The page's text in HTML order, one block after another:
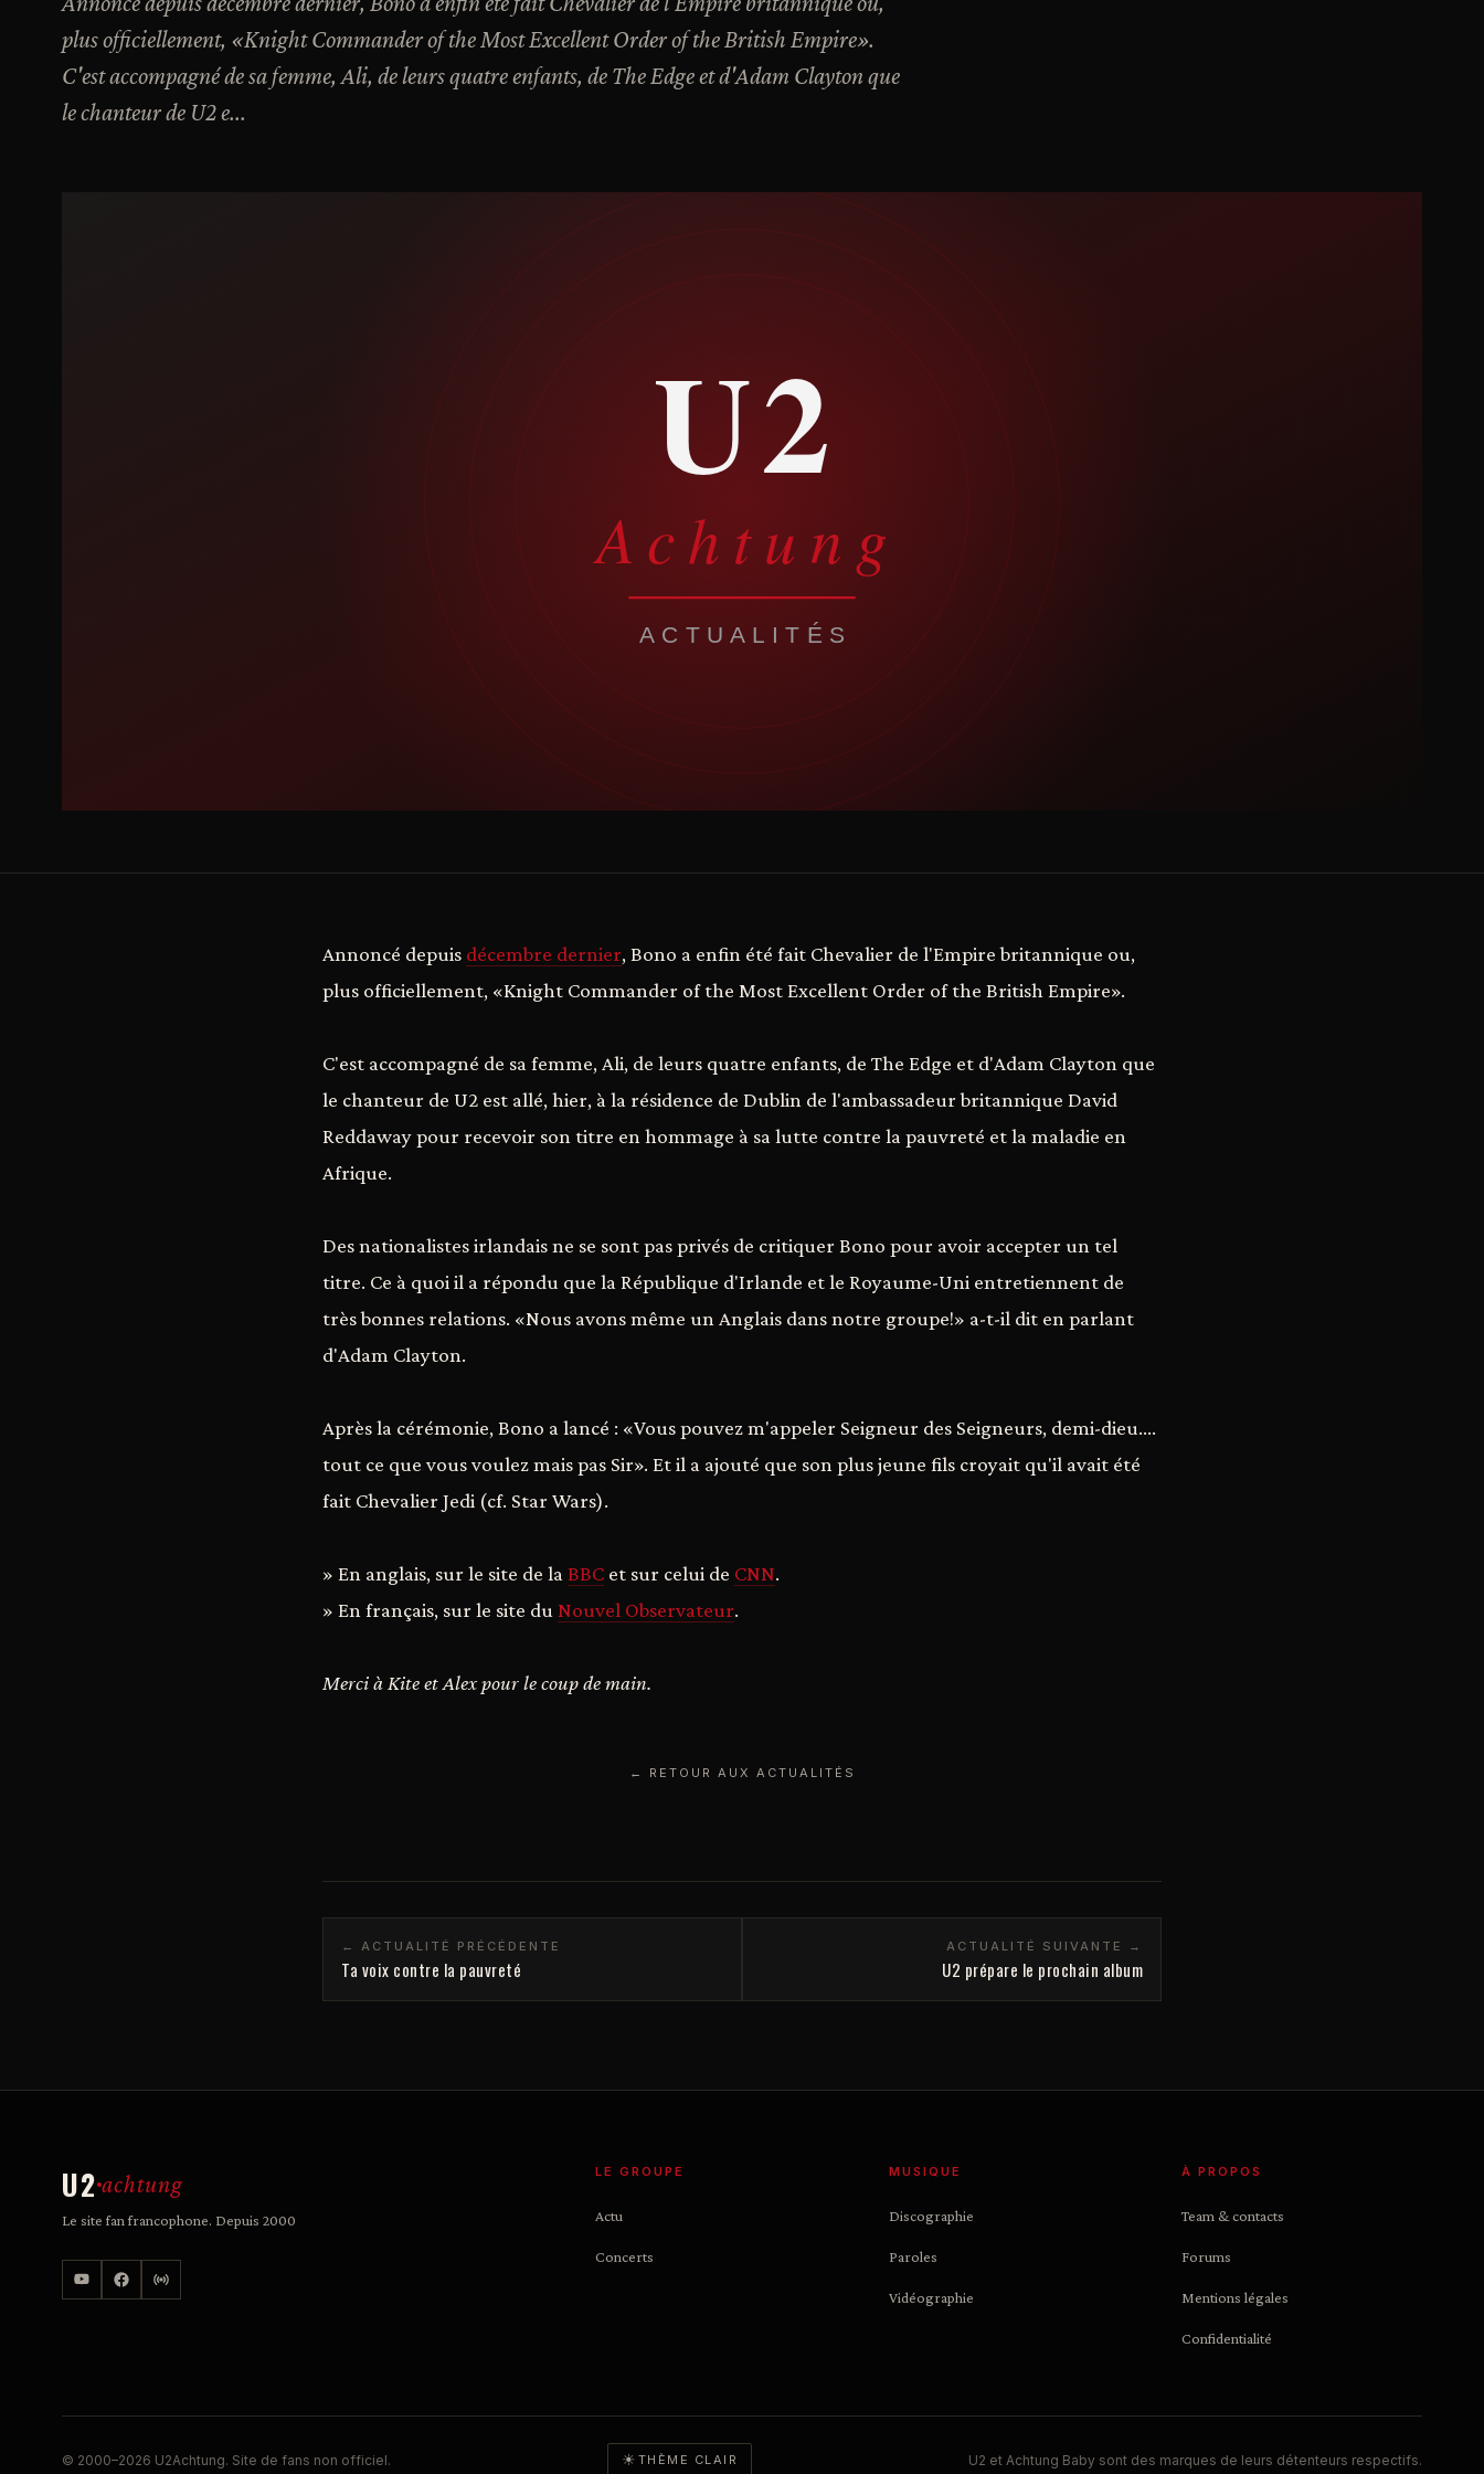
plus officiellement, «Knight Commander of the Most Excellent Order of the British Empire».
C'est accompagné de sa femme, Ali, de leurs quatre enfants, de The Edge et d'Adam Clayton que
le chanteur de U2 e...
Annoncé depuis décembre dernier, Bono a enfin été fait Chevalier de l'Empire britannique ou,
plus officiellement, «Knight Commander of the Most Excellent Order of the British Empire».
C'est accompagné de sa femme, Ali, de leurs quatre enfants, de The Edge et d'Adam Clayton que
le chanteur de U2 est allé, hier, à la résidence de Dublin de l'ambassadeur britannique David
Reddaway pour recevoir son titre en hommage à sa lutte contre la pauvreté et la maladie en
Afrique.
Des nationalistes irlandais ne se sont pas privés de critiquer Bono pour avoir accepter un tel
titre. Ce à quoi il a répondu que la République d'Irlande et le Royaume-Uni entretiennent de
très bonnes relations. «Nous avons même un Anglais dans notre groupe!» a-t-il dit en parlant
d'Adam Clayton.
Après la cérémonie, Bono a lancé : «Vous pouvez m'appeler Seigneur des Seigneurs, demi-dieu....
tout ce que vous voulez mais pas Sir». Et il a ajouté que son plus jeune fils croyait qu'il avait été
fait Chevalier Jedi (cf. Star Wars).
» En anglais, sur le site de la BBC et sur celui de CNN.
» En français, sur le site du Nouvel Observateur.
Merci à Kite et Alex pour le coup de main.
← RETOUR AUX ACTUALITÉS
← ACTUALITÉ PRÉCÉDENTE
Ta voix contre la pauvreté
ACTUALITÉ SUIVANTE →
U2 prépare le prochain album
U2 achtung
Le site fan francophone. Depuis 2000
LE GROUPE
Actu
Concerts
MUSIQUE
Discographie
Paroles
Vidéographie
À PROPOS
Team & contacts
Forums
Mentions légales
Confidentialité
© 2000–2026 U2Achtung. Site de fans non officiel. ☀ THÈME CLAIR U2 et Achtung Baby sont des marques de leurs détenteurs respectifs.